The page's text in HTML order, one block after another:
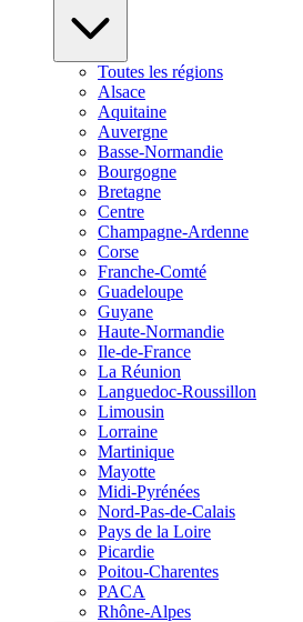
Toutes les régions
Alsace
Aquitaine
Auvergne
Basse-Normandie
Bourgogne
Bretagne
Centre
Champagne-Ardenne
Corse
Franche-Comté
Guadeloupe
Guyane
Haute-Normandie
Ile-de-France
La Réunion
Languedoc-Roussillon
Limousin
Lorraine
Martinique
Mayotte
Midi-Pyrénées
Nord-Pas-de-Calais
Pays de la Loire
Picardie
Poitou-Charentes
PACA
Rhône-Alpes